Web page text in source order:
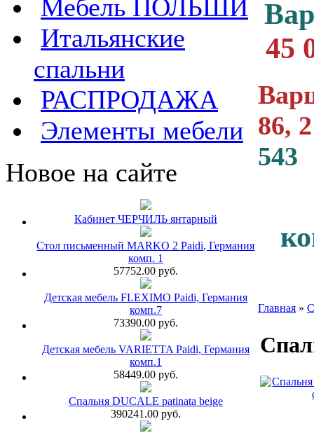
Мебель ПОЛЬШИ
Итальянские
спальни
РАСПРОДАЖА
Элементы мебели
Новое на сайте
Кабинет ЧЕРЧИЛЬ янтарный
Стол письменный MARKO 2 Paidi, Германия
комп. 1
57752.00 руб.
Детская мебель FLEXIMO Paidi, Германия
комп.7
73390.00 руб.
Детская мебель VARIETTA Paidi, Германия
комп.1
58449.00 руб.
Спальня DUCALE patinata beige
390241.00 руб.
45
86,
543
Главная »